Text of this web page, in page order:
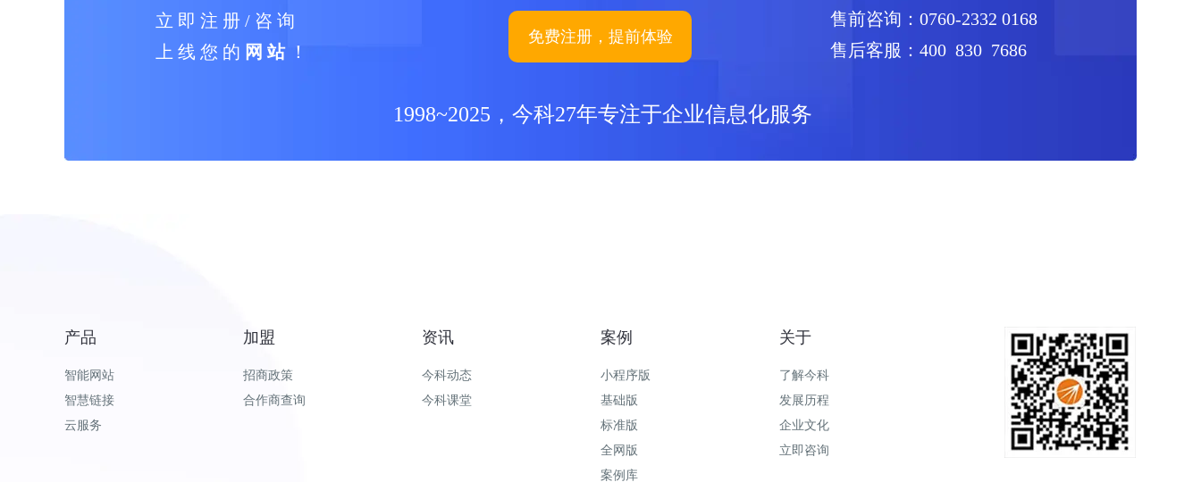
售前咨询：0760-2332 0168
售后客服：400 830 7686
1998~2025，今科27年专注于企业信息化服务
立 即 注 册 / 咨 询
上 线 您 的 网 站！
免费注册，提前体验
产品
智能网站
智慧链接
云服务
加盟
招商政策
合作商查询
资讯
今科动态
今科课堂
案例
小程序版
基础版
标准版
全网版
案例库
关于
了解今科
发展历程
企业文化
立即咨询